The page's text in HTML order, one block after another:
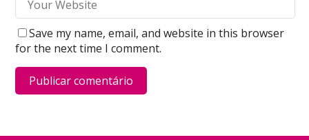
Save my name, email, and website in this browser
for the next time I comment.